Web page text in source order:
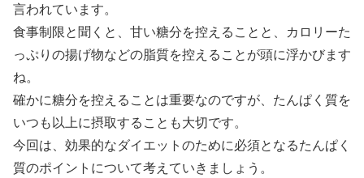
言われています。
食事制限と聞くと、甘い糖分を控えることと、カロリーた
っぷりの揚げ物などの脂質を控えることが頭に浮かびます
ね。
確かに糖分を控えることは重要なのですが、たんぱく質を
いつも以上に摂取することも大切です。
今回は、効果的なダイエットのために必須となるたんぱく
質のポイントについて考えていきましょう。